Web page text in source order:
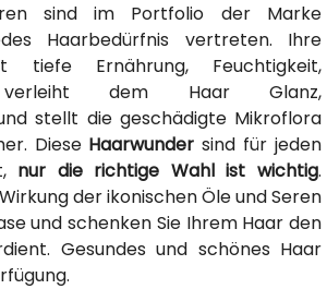
sind im Portfolio der Marke
Haarbedürfnis vertreten. Ihre
tiefe Ernährung, Feuchtigkeit,
verleiht dem Haar Glanz,
stellt die geschädigte Mikroflora
Diese Haarwunder sind für jeden
nur die richtige Wahl ist wichtig.
der ikonischen Öle und Seren
und schenken Sie Ihrem Haar den
Gesundes und schönes Haar